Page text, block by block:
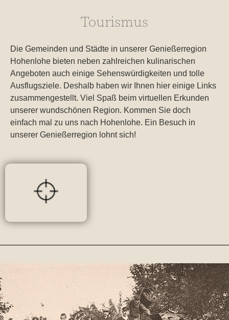
Tourismus
Die Gemeinden und Städte in unserer Genießerregion
Hohenlohe bieten neben zahlreichen kulinarischen
Angeboten auch einige Sehenswürdigkeiten und tolle
Ausflugsziele. Deshalb haben wir Ihnen hier einige Links
zusammengestellt. Viel Spaß beim virtuellen Erkunden
unserer wundschönen Region. Kommen Sie doch
einfach mal zu uns nach Hohenlohe. Ein Besuch in
unserer Genießerregion lohnt sich!